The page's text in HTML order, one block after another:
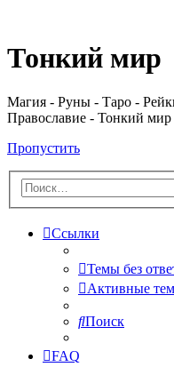
Тонкий мир
Магия - Руны - Таро -
Православие - Тонкий мир
Пропустить
Ссылки
Темы без
Активные
Поиск
FAQ